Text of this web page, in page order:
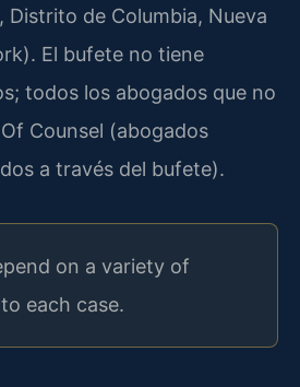
Distrito de Columbia, Nueva
El bufete no tiene
todos los abogados que no
Counsel (abogados
a través del bufete).
on a variety of
each case.